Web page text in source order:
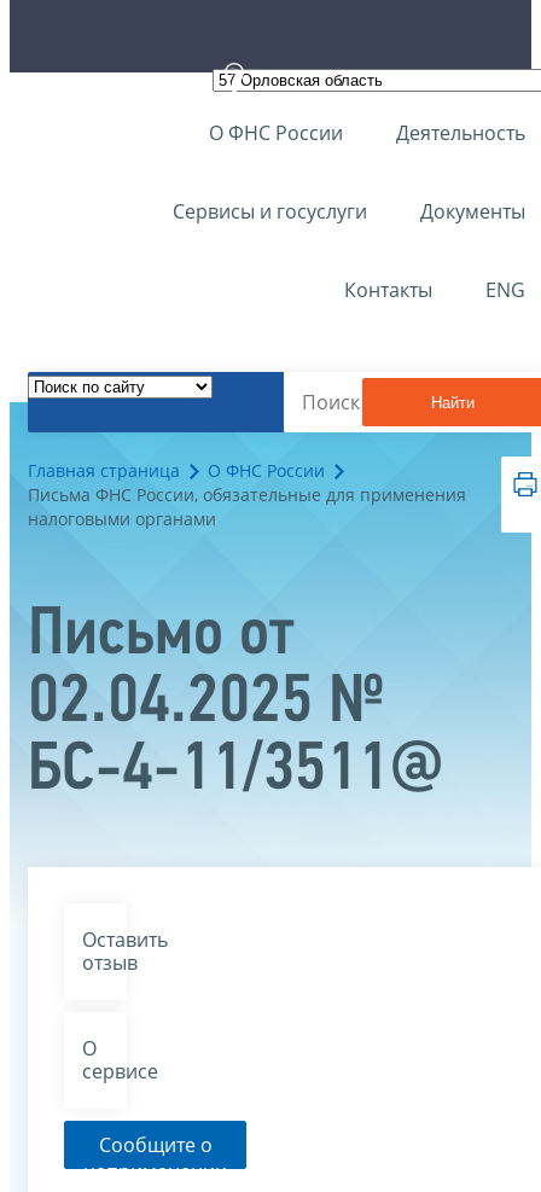
О ФНС России Деятельность
Сервисы и госуслуги Документы
Контакты ENG
Найти
Главная страница
О ФНС России
Письма ФНС России, обязательные для применения
налоговыми органами
Письмо от
02.04.2025 №
БС-4-11/3511@
Оставить
отзыв
О
сервисе
Сообщите о
неприменении